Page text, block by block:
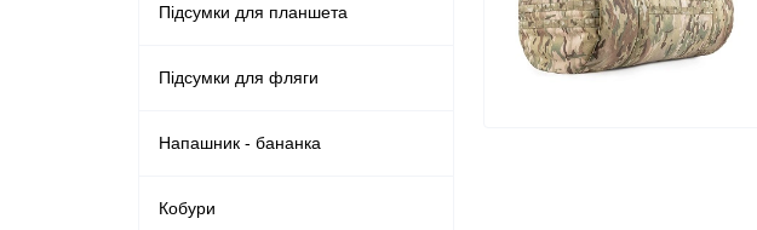
Підсумки для планшета
Підсумки для фляги
Напашник - бананка
Кобури